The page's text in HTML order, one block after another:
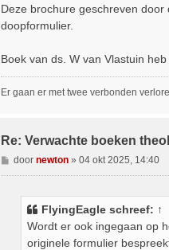
Deze brochure geschreven
doopformulier.
Boek van ds. W van Vlastuin
Er gaan er met twee verbonden
Re: Verwachte boeken
B
e
door newton» 04 okt 2025, 14:40
FlyingEagle schreef: ↑
Wordt er ook ingegaan op
originele formulier